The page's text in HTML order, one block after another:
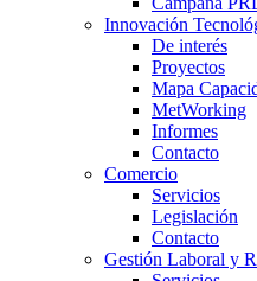
Innovación
De interés
Proyectos
Mapa
MetWorking
Informes
Contacto
Comercio
Servicios
Legislación
Contacto
Gestión Laboral y